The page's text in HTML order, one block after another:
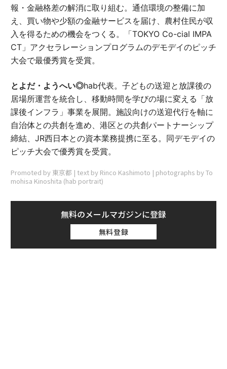
報・金融格差の解消に取り組む。通信環境の整備に加
え、買い物や少額の金融サービスを届け、農村住民が収
入を得るための機会をつくる。「TOKYO Co-cial IMPA
CT」アクセラレーションプログラムのデモデイのピッチ
大会で最優秀賞を受賞。
とよだ・ようへい◎hab代表。子どもの送迎と放課後の
居場所運営を統合し、移動時間を学びの場に変える「放
課後インフラ」事業を展開。施設向けの送迎代行を軸に
自治体との共創を進め、港区との共創パートナーシップ
締結、JR西日本との資本業務提携に至る。同デモデイの
ピッチ大会で優秀賞を受賞。
Promoted by 東京都 | text by Rinco Kashimoto | photographs by To
mohisa Kinoshita (hab portrait)
無料のメールマガジンに登録
無料登録